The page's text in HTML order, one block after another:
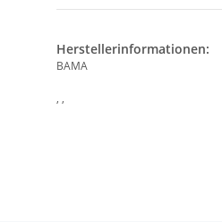
Herstellerinformationen:
BAMA
, ,